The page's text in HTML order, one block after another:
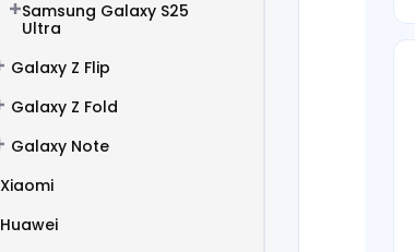
Samsung Galaxy S25
Ultra
Galaxy Z Flip
Galaxy Z Fold
Galaxy Note
Xiaomi
Huawei